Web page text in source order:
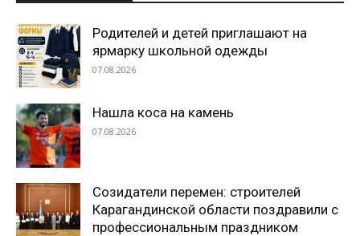
Родителей и детей приглашают на
ярмарку школьной одежды
07.08.2026
Нашла коса на камень
07.08.2026
Созидатели перемен: строителей
Карагандинской области поздравили с
профессиональным праздником